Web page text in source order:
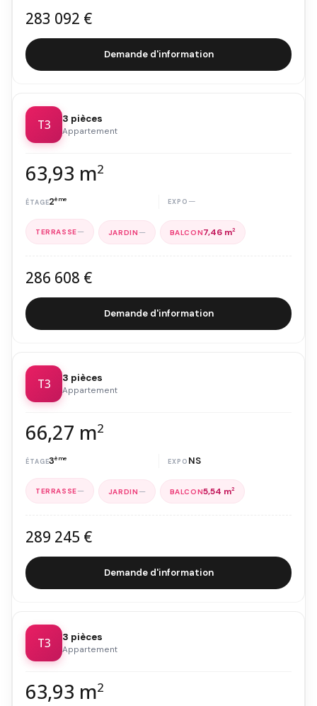
283 092 €
Demande d'information
T3 3 pièces
Appartement
63,93 m2
2ème —
— — 7,46 m2
286 608 €
Demande d'information
T3 3 pièces
Appartement
66,27 m2
3ème NS
— — 5,54 m2
289 245 €
Demande d'information
T3 3 pièces
Appartement
63,93 m2